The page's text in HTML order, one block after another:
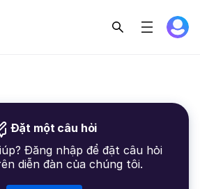
Đặt một câu hỏi
Đăng nhập để đặt câu hỏi
diễn đàn của chúng tôi.